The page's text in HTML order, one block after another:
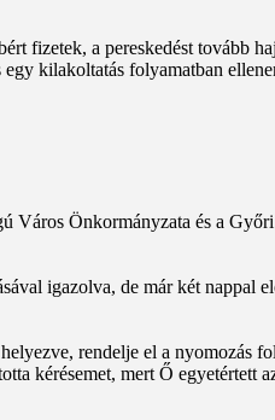
fizetek, a pereskedést tovább
kilakoltatás folyamatban
Város Önkormányzata és a
igazolva, de már két nappal
rendelje el a nyomozás
kérésemet, mert Ő egyetértett